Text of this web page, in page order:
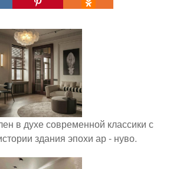
в духе современной классики с
здания эпохи ар - нуво.